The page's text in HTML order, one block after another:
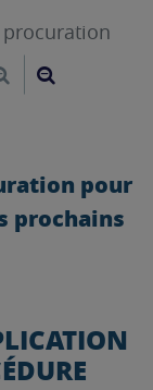
procuration
mail le
Agrandir le
pour
prochains